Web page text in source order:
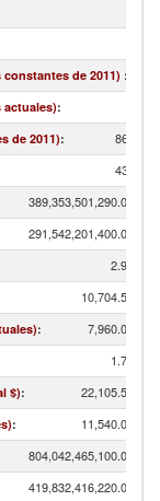
de 2011) :
actuales):
de 2011):
389,353,501,290.00
291,542,201,400.00
2.98
10,704.51
: 7,960.00
1.78
$): 22,105.56
: 11,540.00
804,042,465,100.00
419,832,416,220.00